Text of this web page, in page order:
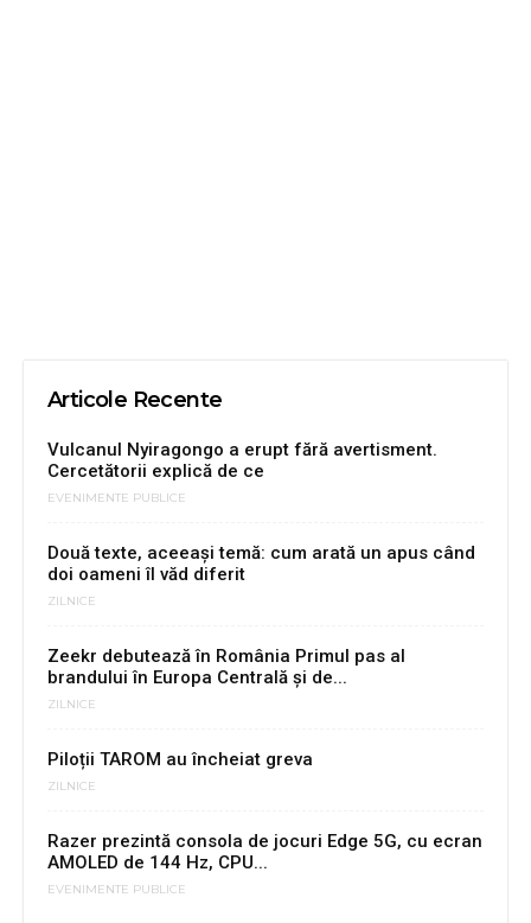
Articole Recente
Vulcanul Nyiragongo a erupt fără avertisment.
Cercetătorii explică de ce
EVENIMENTE PUBLICE
Două texte, aceeași temă: cum arată un apus când
doi oameni îl văd diferit
ZILNICE
Zeekr debutează în România Primul pas al
brandului în Europa Centrală și de...
ZILNICE
Piloții TAROM au încheiat greva
ZILNICE
Razer prezintă consola de jocuri Edge 5G, cu ecran
AMOLED de 144 Hz, CPU...
EVENIMENTE PUBLICE